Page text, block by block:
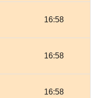
16:58
16:58
16:58